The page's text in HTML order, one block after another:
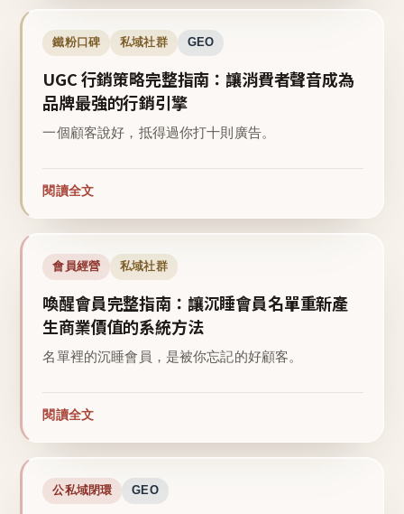
鐵粉口碑 私域社群 GEO
UGC 行銷策略完整指南：讓消費者聲音成為
品牌最強的行銷引擎
一個顧客說好，抵得過你打十則廣告。
閱讀全文
會員經營 私域社群
喚醒會員完整指南：讓沉睡會員名單重新產
生商業價值的系統方法
名單裡的沉睡會員，是被你忘記的好顧客。
閱讀全文
公私域閉環 GEO